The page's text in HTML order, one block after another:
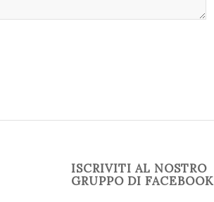
ISCRIVITI AL NOSTRO
GRUPPO DI FACEBOOK